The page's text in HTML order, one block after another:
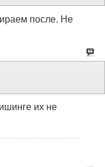
после. Не
их не